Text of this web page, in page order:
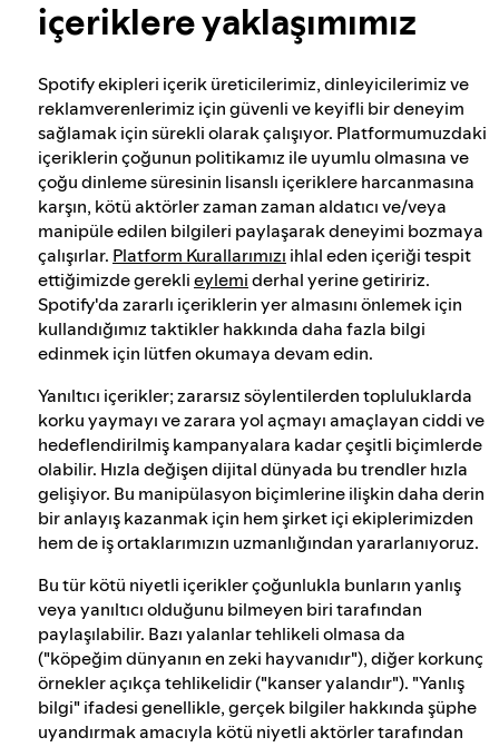
Tehlikeli ve yanıltıcı içeriklere yaklaşımımız
Şiddet yanlısı aşırılığa yaklaşımımız
Önerileri anlama
içeriklere yaklaşımımız
Spotify ekipleri içerik üreticilerimiz, dinleyicilerimiz ve
reklamverenlerimiz için güvenli ve keyifli bir deneyim
sağlamak için sürekli olarak çalışıyor. Platformumuzdaki
içeriklerin çoğunun politikamız ile uyumlu olmasına ve
çoğu dinleme süresinin lisanslı içeriklere harcanmasına
karşın, kötü aktörler zaman zaman aldatıcı ve/veya
manipüle edilen bilgileri paylaşarak deneyimi bozmaya
çalışırlar. Platform Kurallarımızı ihlal eden içeriği tespit
ettiğimizde gereklieylemiderhal yerine getiririz.
Spotify'da zararlı içeriklerin yer almasını önlemek için
kullandığımız taktikler hakkında daha fazla bilgi
edinmek için lütfen okumaya devam edin.
Yanıltıcı içerikler; zararsız söylentilerden topluluklarda
korku yaymayı ve zarara yol açmayı amaçlayan ciddi ve
hedeflendirilmiş kampanyalara kadar çeşitli biçimlerde
olabilir. Hızla değişen dijital dünyada bu trendler hızla
gelişiyor. Bu manipülasyon biçimlerine ilişkin daha derin
bir anlayış kazanmak için hem şirket içi ekiplerimizden
hem de iş ortaklarımızın uzmanlığından yararlanıyoruz.
Bu tür kötü niyetli içerikler çoğunlukla bunların yanlış
veya yanıltıcı olduğunu bilmeyen biri tarafından
paylaşılabilir. Bazı yalanlar tehlikeli olmasa da
("köpeğim dünyanın en zeki hayvanıdır"), diğer korkunç
örnekler açıkça tehlikelidir ("kanser yalandır"). "Yanlış
bilgi" ifadesi genellikle, gerçek bilgiler hakkında şüphe
uyandırmak amacıyla kötü niyetli aktörler tarafından